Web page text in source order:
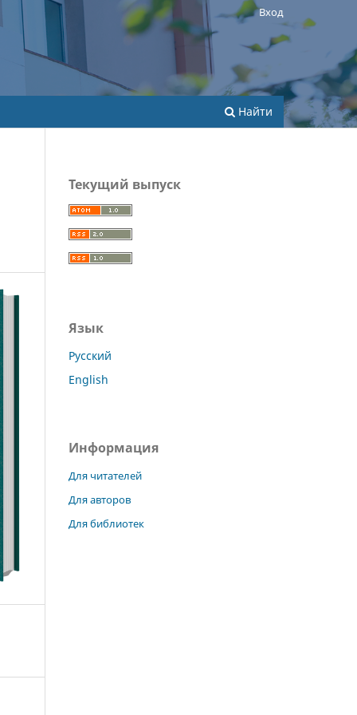
Найти
Вход
Текущий выпуск
Язык
Русский
English
Информация
Для читателей
Для авторов
Для библиотек